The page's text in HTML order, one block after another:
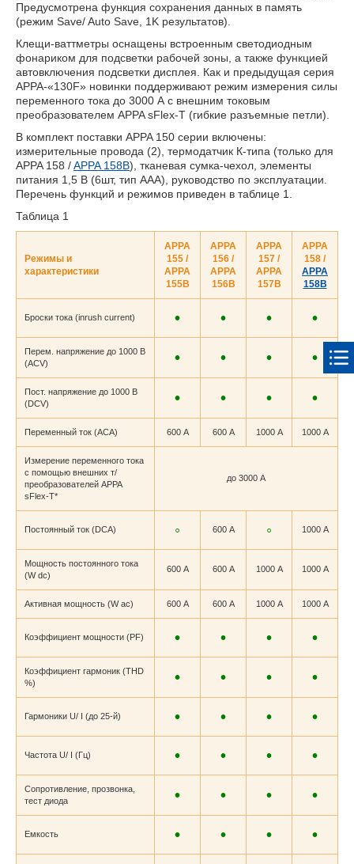
Предусмотрена функция сохранения данных в память
(режим Save/ Auto Save, 1K результатов).
Клещи-ваттметры оснащены встроенным светодиодным
фонариком для подсветки рабочей зоны, а также функцией
автовключения подсветки дисплея. Как и предыдущая серия
APPA-«130F» новинки поддерживают режим измерения силы
переменного тока до 3000 А с внешним токовым
преобразователем APPA sFlex-T (гибкие разъемные петли).
В комплект поставки APPA 150 серии включены:
измерительные провода (2), термодатчик К-типа (только для
APPA 158 /APPA 158B), тканевая сумка-чехол, элементы
питания 1,5 В (6шт, тип ААА), руководство по эксплуатации.
Перечень функций и режимов приведен в таблице 1.
Таблица 1
Режимы и
характеристики
APPA
155 /
APPA
155B
APPA
156 /
APPA
156B
APPA
157 /
APPA
157B
APPA
158 /
APPA
158B
Броски тока (inrush current) • • • •
Перем. напряжение до 1000 В
(ACV)
• • • •
Пост. напряжение до 1000 В
(DCV)
• • • •
Переменный ток (АCA) 600 А 600 А 1000 А 1000 А
Измерение переменного тока
с помощью внешних т/
преобразователей APPA
sFlex-T*
до 3000 А
Постоянный ток (DCA) ◦ 600 А ◦ 1000 А
Мощность постоянного тока
(W dc)
600 А 600 А 1000 А 1000 А
Активная мощность (W ac) 600 А 600 А 1000 А 1000 А
Коэффициент мощности (PF) • • • •
Коэффициент гармоник (THD
%)
• • • •
Гармоники U/ I (до 25-й) • • • •
Частота U/ I (Гц) • • • •
Сопротивление, прозвонка,
тест диода
• • • •
Емкость • • • •